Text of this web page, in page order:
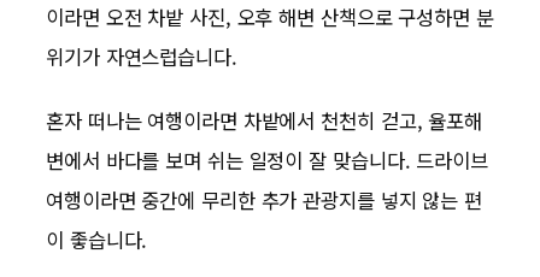
이라면 오전 차밭 사진, 오후 해변 산책으로 구성하면 분
위기가 자연스럽습니다.
혼자 떠나는 여행이라면 차밭에서 천천히 걷고, 율포해
변에서 바다를 보며 쉬는 일정이 잘 맞습니다. 드라이브
여행이라면 중간에 무리한 추가 관광지를 넣지 않는 편
이 좋습니다.